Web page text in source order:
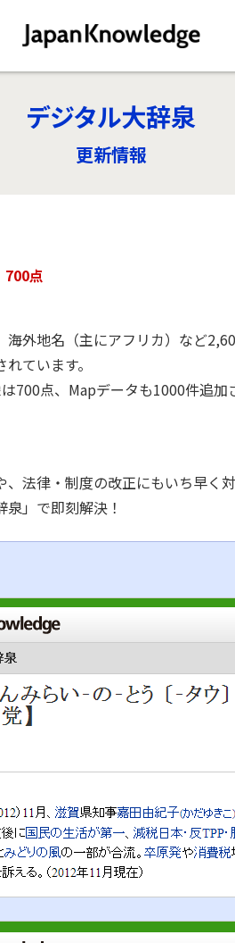
デジタル大辞泉
更新情報
700点
外地名（主にアフリカ）など
ています。
700点、Mapデータも1000件追
法律・制度の改正にもいち早く対
」で即刻解決！